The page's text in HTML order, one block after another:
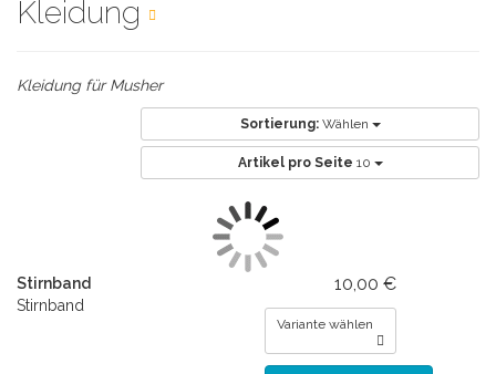
Kleidung
Kleidung für Musher
Sortierung: Wählen
Artikel pro Seite 10
Stirnband
Stirnband
10,00 €
Variante wählen